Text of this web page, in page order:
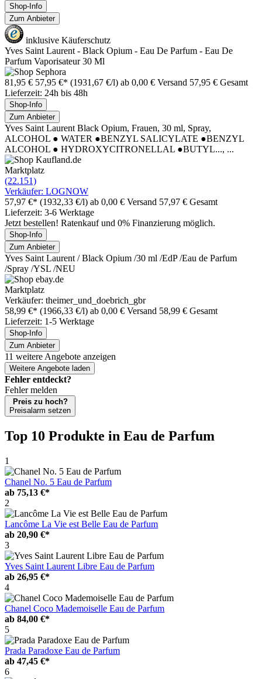
Shop-Info
Zum Anbieter
inklusive Käuferschutz
Yves Saint Laurent - Black Opium - Eau De Parfum - Eau De
Parfum Vaporisateur 30 Ml
81,95 € 57,95 €* (1931,67 €/l) ab 0,00 € Versand 57,95 € Gesamt
Lieferzeit: 24h bis 48h
Shop-Info
Zum Anbieter
Yves Saint Laurent Black Opium, Frauen, 30 ml, Spray,
ALCOHOL ● WATER ●BENZYL SALICYLATE ●BENZYL
ALCOHOL ● HYDROXYCITRONELLAL ●BUTYL..., ...
Marktplatz
(22.151)
Verkäufer: LOGNOW
57,97 €* (1932,33 €/l) ab 0,00 € Versand 57,97 € Gesamt
Lieferzeit: 3-6 Werktage
Jetzt bestellen! Ratenkauf und 0% Finanzierung möglich.
Shop-Info
Zum Anbieter
Yves Saint Laurent / Black Opium /30 ml /EdP /Eau de Parfum
/Spray /YSL /NEU
Marktplatz
Verkäufer: theimer_und_doebrich_gbr
58,99 €* (1966,33 €/l) ab 0,00 € Versand 58,99 € Gesamt
Lieferzeit: 1-5 Werktage
Shop-Info
Zum Anbieter
11 weitere Angebote anzeigen
Weitere Angebote laden
Fehler entdeckt?
Fehler melden
Preis zu hoch?
Preisalarm setzen
Top 10 Produkte in Eau de Parfum
1
Chanel No. 5 Eau de Parfum
ab 75,13 €*
2
Lancôme La Vie est Belle Eau de Parfum
ab 20,90 €*
3
Yves Saint Laurent Libre Eau de Parfum
ab 26,95 €*
4
Chanel Coco Mademoiselle Eau de Parfum
ab 84,00 €*
5
Prada Paradoxe Eau de Parfum
ab 47,45 €*
6